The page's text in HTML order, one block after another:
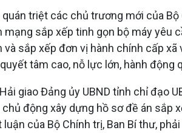
triệt các chủ trương mới của
sắp xếp tinh gọn bộ máy yêu
và sắp xếp đơn vị hành chính cấp
tâm cao, nỗ lực lớn, hành động
giao Đảng ủy UBND tỉnh chỉ đạo
động xây dựng hồ sơ đề án
của Bộ Chính trị, Ban Bí thư,